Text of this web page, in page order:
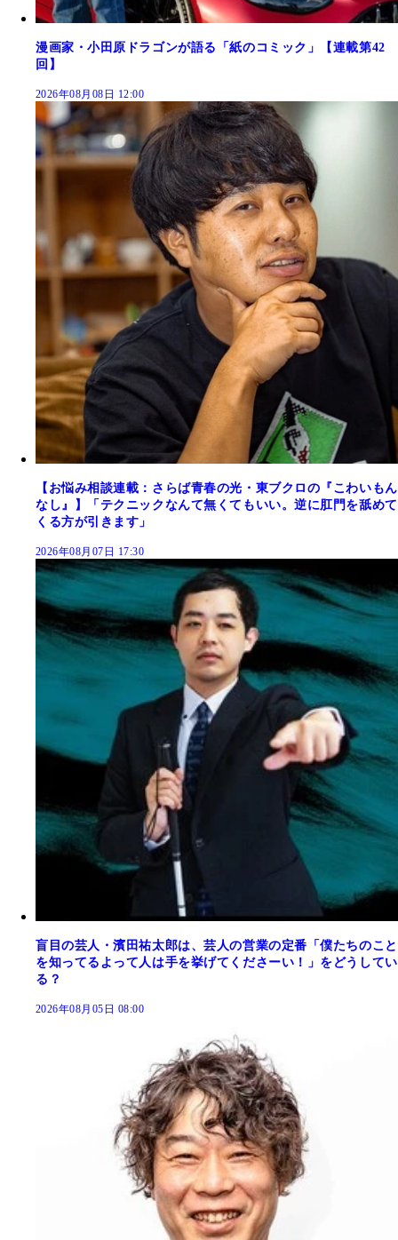
漫画家・小田原ドラゴンが語る「紙のコミック」【連載第42
回】
2026年08月08日 12:00
【お悩み相談連載：さらば青春の光・東ブクロの『こわいもん
なし』】「テクニックなんて無くてもいい。逆に肛門を舐めて
くる方が引きます」
2026年08月07日 17:30
盲目の芸人・濱田祐太郎は、芸人の営業の定番「僕たちのこと
を知ってるよって人は手を挙げてくださーい！」をどうしてい
る？
2026年08月05日 08:00